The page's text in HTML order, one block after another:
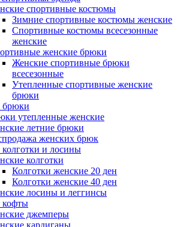
спортивные костюмы
Зимние спортивные костюмы женские
Спортивные костюмы всесезонные
женские
женские брюки
Женские спортивные брюки
всесезонные
Утепленные спортивные женские
брюки
брюки
утепленные женские
летние брюки
женских брюк
и лосины
колготки
Колготки женские 20 ден
Колготки женские 40 ден
лосины и леггинсы
кофты
джемперы
кардиганы